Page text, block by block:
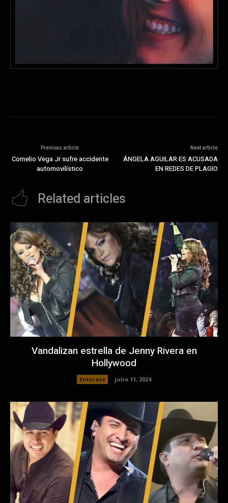
Previous article
Cornelio Vega Jr sufre accidente
automovilístico
Next article
ÁNGELA AGUILAR ES ACUSADA
EN REDES DE PLAGIO
Related articles
Vandalizan estrella de Jenny Rivera en
Hollywood
Enterate julio 11, 2024